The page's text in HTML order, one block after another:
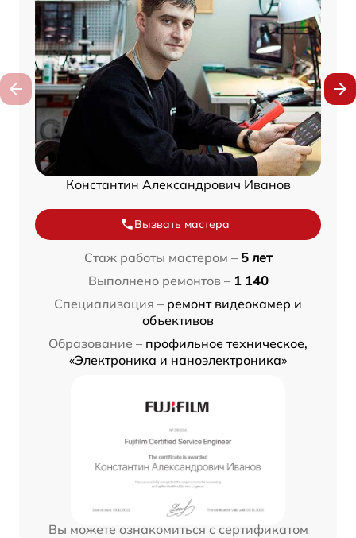
Константин Александрович Иванов
Вызвать мастера
Стаж работы мастером – 5 лет
Выполнено ремонтов – 1 140
Специализация – ремонт видеокамер и
объективов
Образование – профильное техническое,
«Электроника и наноэлектроника»
Вы можете ознакомиться с сертификатом